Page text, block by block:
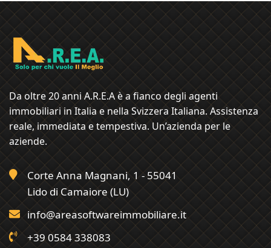
Da oltre 20 anni A.R.E.A è a fianco degli agenti
immobiliari in Italia e nella Svizzera Italiana. Assistenza
reale, immediata e tempestiva. Un’azienda per le
aziende.
Corte Anna Magnani, 1 - 55041
Lido di Camaiore (LU)
info@areasoftwareimmobiliare.it
+39 0584 338083